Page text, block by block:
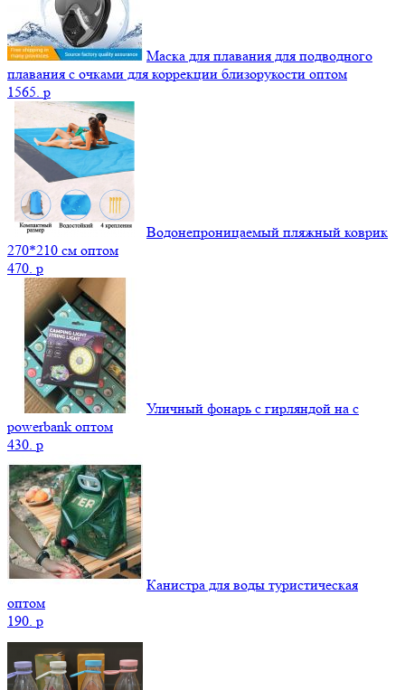
Маска для плавания для подводного
плавания с очками для коррекции близорукости оптом
1565. p
Водонепроницаемый пляжный коврик
270*210 см оптом
470. p
Уличный фонарь с гирляндой на с
powerbank оптом
430. p
Канистра для воды туристическая
оптом
190. p